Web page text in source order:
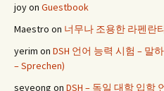
joyon Guestbook
Maestro on 너무나 조용한 라펜란
yerim on DSH 언어 능력 시험 – 말
– Sprechen)
seyeong on DSH – 독일 대학 입학